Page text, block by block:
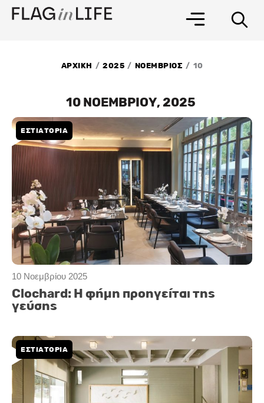
Μετάβαση
στο
ΑΡΧΙΚΗ / 2025 / ΝΟΕΜΒΡΙΟΣ / 10
10 ΝΟΕΜΒΡΙΟΥ, 2025
10 Νοεμβρίου 2025
ΕΣΤΙΑΤΟΡΙΑ
Clochard: Η φήμη προηγείται της
γεύσης
ΕΣΤΙΑΤΟΡΙΑ